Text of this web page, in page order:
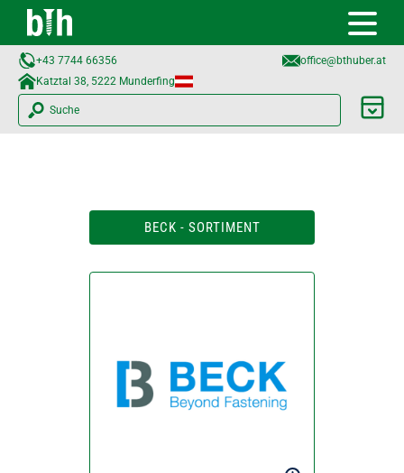
+43 7744 66356
office@bthuber.at​
Katztal 38, 5222 Munderfing
Suche
BECK - SORTIMENT